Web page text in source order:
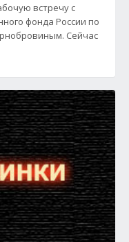
встречу с
фонда России по
Сейчас